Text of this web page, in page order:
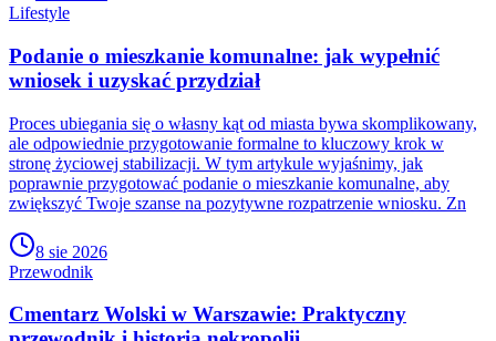
Lifestyle
Podanie o mieszkanie komunalne: jak wypełnić
wniosek i uzyskać przydział
Proces ubiegania się o własny kąt od miasta bywa skomplikowany,
ale odpowiednie przygotowanie formalne to kluczowy krok w
stronę życiowej stabilizacji. W tym artykule wyjaśnimy, jak
poprawnie przygotować podanie o mieszkanie komunalne, aby
zwiększyć Twoje szanse na pozytywne rozpatrzenie wniosku. Zn
8 sie 2026
Przewodnik
Cmentarz Wolski w Warszawie: Praktyczny